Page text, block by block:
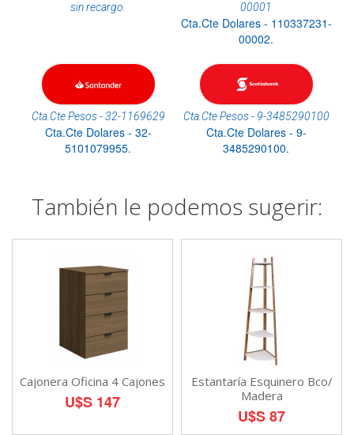
sin recargo.
00001
Cta.Cte Dolares - 110337231-
00002.
Cta.Cte Pesos - 32-1169629
Cta.Cte Dolares - 32-
5101079955.
Cta.Cte Pesos - 9-3485290100
Cta.Cte Dolares - 9-
3485290100.
También le podemos sugerir:
Cajonera Oficina 4 Cajones
U$S 147
Estantaría Esquinero Bco/
Madera
U$S 87